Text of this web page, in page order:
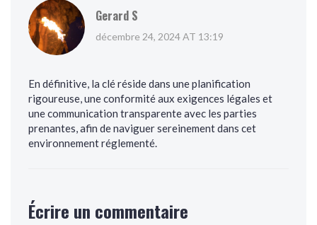
Gerard S
décembre 24, 2024 AT 13:19
En définitive, la clé réside dans une planification
rigoureuse, une conformité aux exigences légales et
une communication transparente avec les parties
prenantes, afin de naviguer sereinement dans cet
environnement réglementé.
Écrire un commentaire